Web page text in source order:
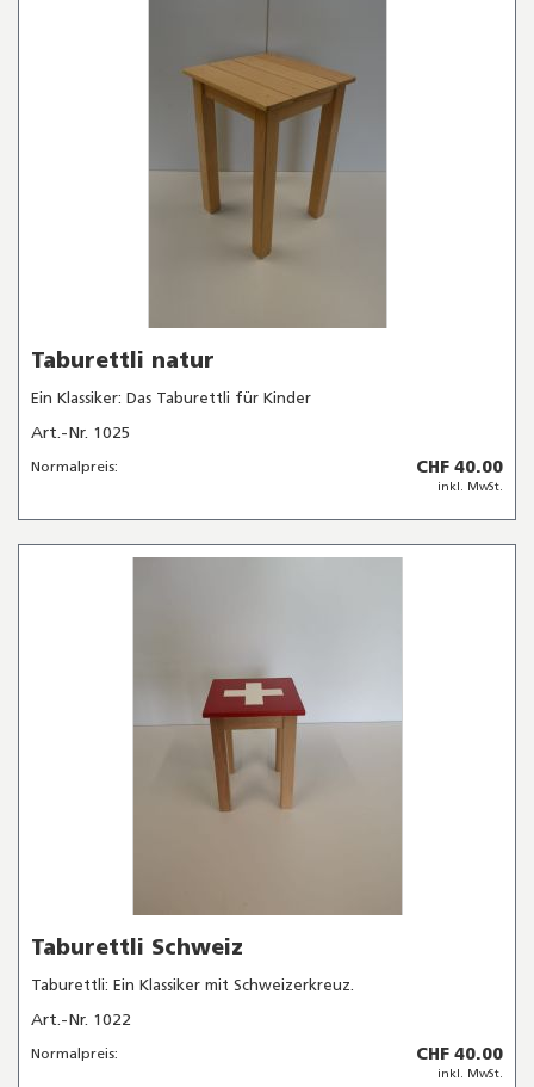
Taburettli natur
Ein Klassiker: Das Taburettli für Kinder
Art.-Nr. 1025
Normalpreis: CHF 40.00
inkl. MwSt.
Taburettli Schweiz
Taburettli: Ein Klassiker mit Schweizerkreuz.
Art.-Nr. 1022
Normalpreis: CHF 40.00
inkl. MwSt.